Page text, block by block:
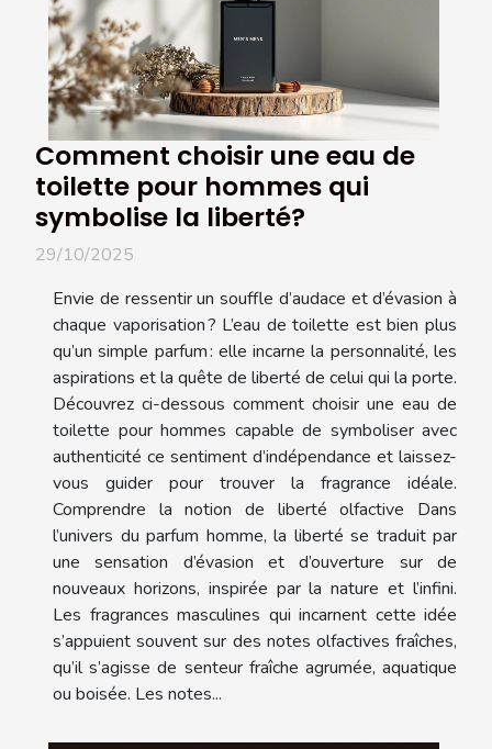
Comment choisir une eau de
toilette pour hommes qui
symbolise la liberté?
29/10/2025
Envie de ressentir un souffle d’audace et d’évasion à
chaque vaporisation ? L’eau de toilette est bien plus
qu’un simple parfum : elle incarne la personnalité, les
aspirations et la quête de liberté de celui qui la porte.
Découvrez ci-dessous comment choisir une eau de
toilette pour hommes capable de symboliser avec
authenticité ce sentiment d’indépendance et laissez-
vous guider pour trouver la fragrance idéale.
Comprendre la notion de liberté olfactive Dans
l’univers du parfum homme, la liberté se traduit par
une sensation d’évasion et d’ouverture sur de
nouveaux horizons, inspirée par la nature et l’infini.
Les fragrances masculines qui incarnent cette idée
s’appuient souvent sur des notes olfactives fraîches,
qu’il s’agisse de senteur fraîche agrumée, aquatique
ou boisée. Les notes...